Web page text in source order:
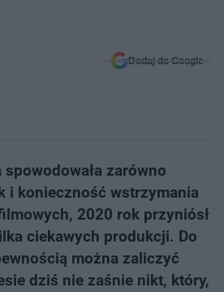
Dodaj do Google
zarówno
i konieczność wstrzymania
2020 rok przyniósł
ciekawych produkcji. Do
można zaliczyć
dziś nie zaśnie nikt, który,